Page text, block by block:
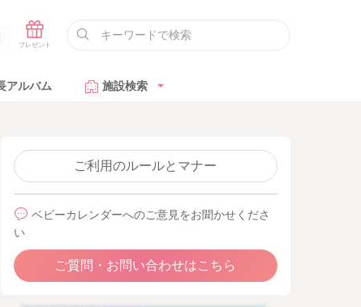
アルバム 施設検索
ご利用のルールとマナー
ベビーカレンダーへのご意見をお聞かせくださ
い
ご質問・お問い合わせはこちら